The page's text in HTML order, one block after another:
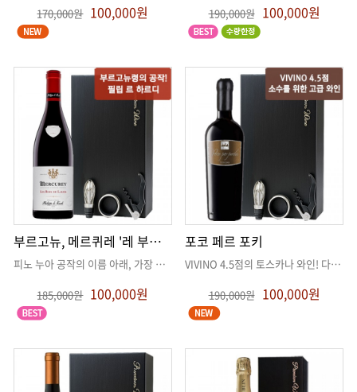
170,000원 100,000원 190,000원 100,000원
부르고뉴, 메르퀴레 '레 부아 드 랄리에'
피노 누아 공작의 이름 아래, 가장 완벽한 2020년 포도로 빚어진 . .
185,000원 100,000원
포코 페르 포키
VIVINO 4.5점의 토스카나 와인! 다섯가지 오크통 숙성을 통해 더욱
190,000원 100,000원